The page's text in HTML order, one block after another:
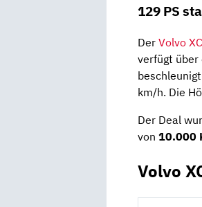
129 PS
Der Volvo
verfügt über
km/h. Die
Der Deal
von 10.000
Volvo